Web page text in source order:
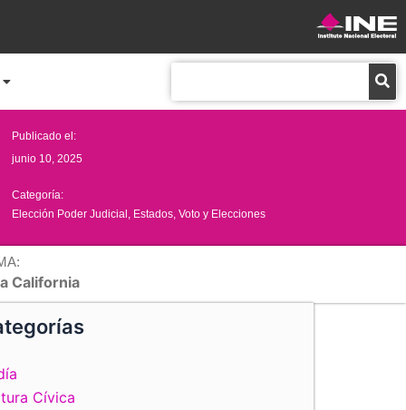
Publicado el:
junio 10, 2025
Categoría:
Elección Poder Judicial Estados ,Voto y Elecciones
California
Cívica